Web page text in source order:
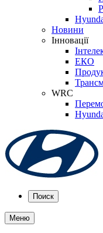
Новини
Інновації
ЕКО
WRC
Поиск
Меню